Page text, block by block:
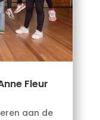
Fleur
aan de